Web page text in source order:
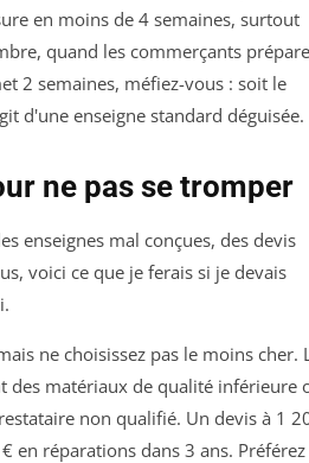
en moins de 4 semaines, surtout
quand les commerçants
2 semaines, méfiez-vous : soit le
d'une enseigne standard déguisée.
ne pas se tromper
enseignes mal conçues, des devis
voici ce que je ferais si je devais
ne choisissez pas le moins cher.
des matériaux de qualité inférieure
non qualifié. Un devis à 1
en réparations dans 3 ans.